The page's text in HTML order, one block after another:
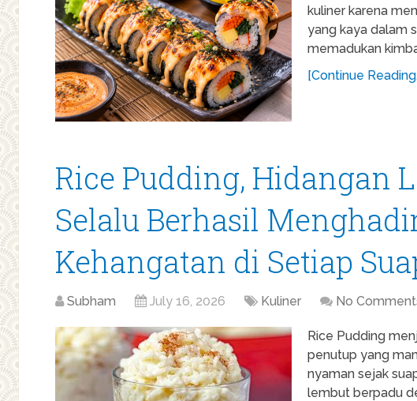
kuliner karena
yang kaya dalam
memadukan
[Continue
Rice Pudding, Hidangan
Selalu Berhasil
Kehangatan di Setiap
Subham July 16, 2026 Kuliner No
Rice Pudding
penutup yang
nyaman sejak
lembut berpadu